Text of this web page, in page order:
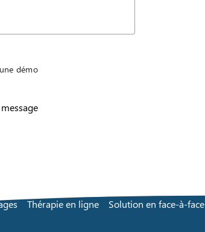
démo
Thérapie en ligne Solution en face-à-face